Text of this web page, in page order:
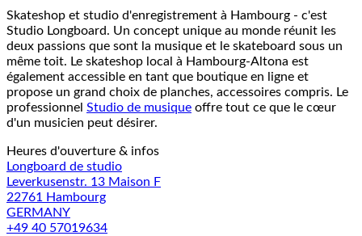
Skateshop et studio d'enregistrement à Hambourg - c'est
Studio Longboard. Un concept unique au monde réunit les
deux passions que sont la musique et le skateboard sous un
même toit. Le skateshop local à Hambourg-Altona est
également accessible en tant que boutique en ligne et
propose un grand choix de planches, accessoires compris. Le
professionnel Studio de musique offre tout ce que le cœur
d'un musicien peut désirer.
Heures d'ouverture & infos
Longboard de studio
Leverkusenstr. 13 Maison F
22761 Hambourg
GERMANY
+49 40 57019634